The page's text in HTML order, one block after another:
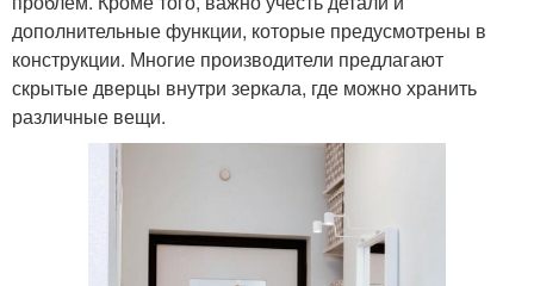
дополнительные функции, которые предусмотрены в
конструкции. Многие производители предлагают
скрытые дверцы внутри зеркала, где можно хранить
различные вещи.